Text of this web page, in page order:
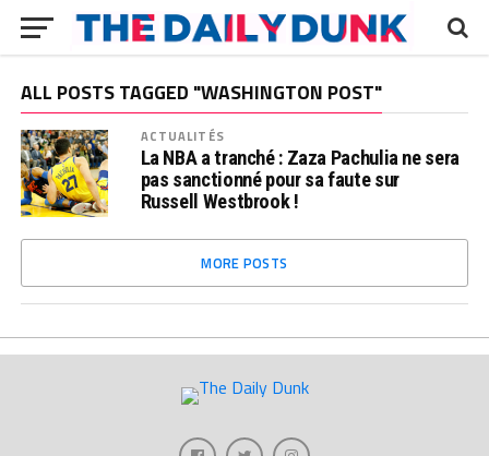
ALL POSTS TAGGED "WASHINGTON POST"
ACTUALITÉS
La NBA a tranché : Zaza Pachulia ne sera
pas sanctionné pour sa faute sur
Russell Westbrook !
MORE POSTS